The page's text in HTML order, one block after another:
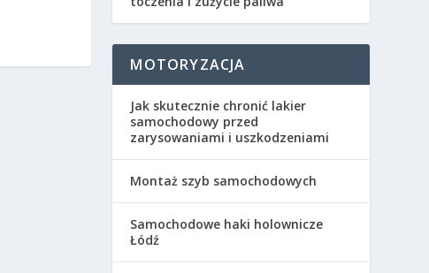
MOTORYZACJA
Jak skutecznie chronić lakier
samochodowy przed
zarysowaniami i uszkodzeniami
Montaż szyb samochodowych
Samochodowe haki holownicze
Łódź